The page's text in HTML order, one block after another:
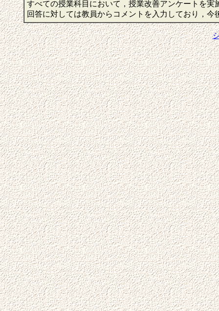
すべての授業科目において，授業改善アンケートを
回答に対しては教員からコメントを入力しており，